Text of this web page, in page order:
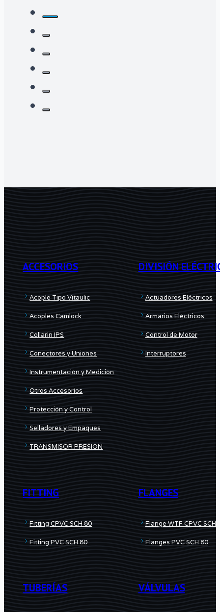
ACCESORIOS
Acople Tipo Vitaulic
Acoples Camlock
Collarin IPS
Conectores y Uniones
Instrumentación y Medición
Otros Accesorios
Protección y Control
Selladores y Empaques
TRANSMISOR PRESION
DIVISIÓN
Actuadores Eléctricos
Armarios Eléctricos
Control de Motor
Interruptores
FITTING
Fitting CPVC SCH 80
Fitting PVC SCH 80
FLANGES
Flange WTF CPVC SCH
Flanges PVC SCH 80
TUBERÍAS VÁLVULAS